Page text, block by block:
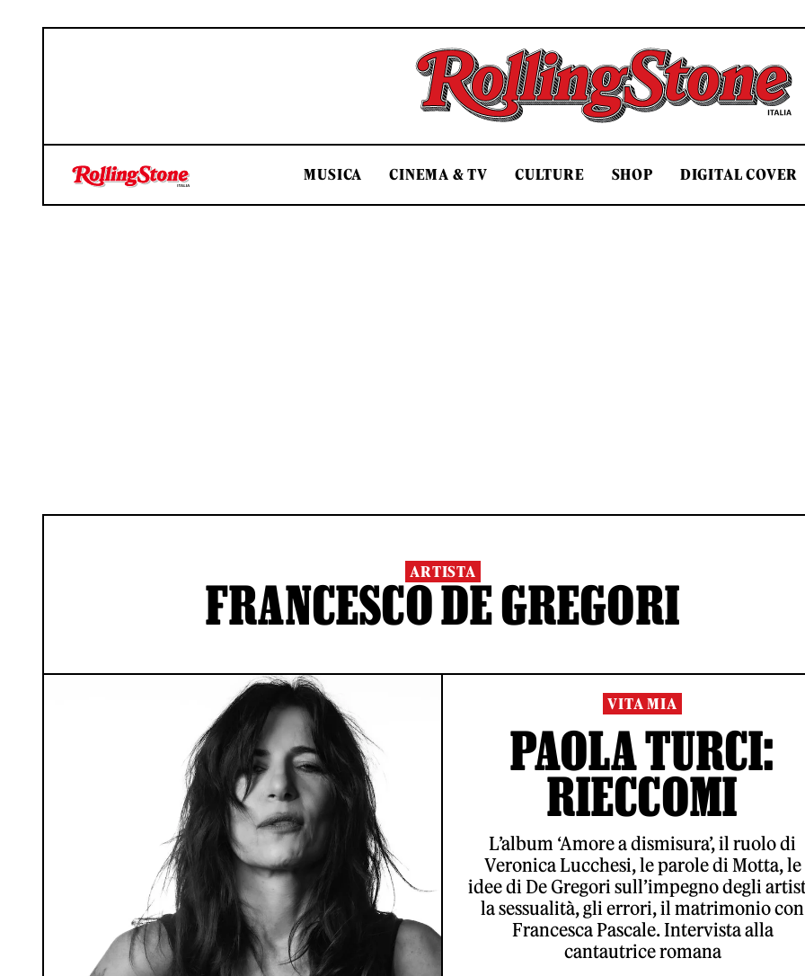
Rolling Stone Italia
MUSICA CINEMA & TV CULTURE SHOP DIGITAL COVER
ARTISTA
FRANCESCO DE GREGORI
VITA MIA
PAOLA TURCI:
RIECCOMI
L’album ‘Amore a dismisura’, il ruolo di
Veronica Lucchesi, le parole di Motta, le
idee di De Gregori sull’impegno degli
la sessualità, gli errori, il matrimonio con
Francesca Pascale. Intervista alla
cantautrice romana